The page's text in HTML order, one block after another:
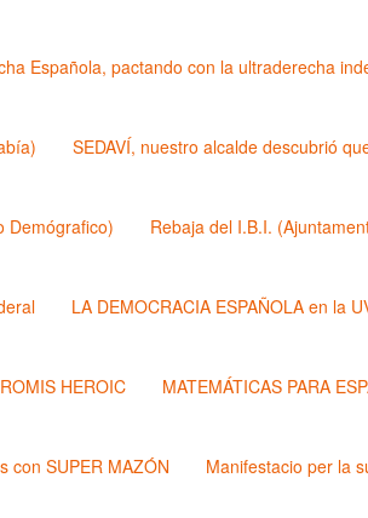
Española, pactando con la ultraderecha
SEDAVÍ, nuestro alcalde descubrió
Demógrafico) Rebaja del I.B.I.
LA DEMOCRACIA ESPAÑOLA en la
HEROIC MATEMÁTICAS PARA
con SUPER MAZÓN Manifestacio per la